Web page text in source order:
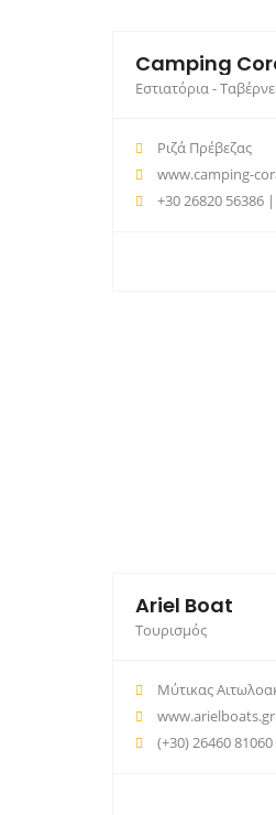
Camping
Εστιατόρια -
Ριζά Πρέβεζας
www.camping-
+30 26820 56386
Ariel Boat
Τουρισμός
Μύτικας
www.arielboats.gr
(+30) 26460 81060 |